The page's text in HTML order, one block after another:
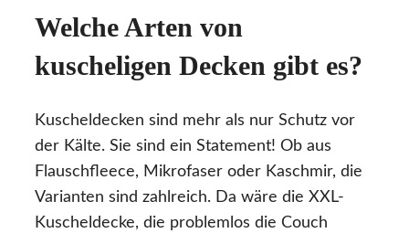
Welche Arten von
kuscheligen Decken gibt es?
Kuscheldecken sind mehr als nur Schutz vor
der Kälte. Sie sind ein Statement! Ob aus
Flauschfleece, Mikrofaser oder Kaschmir, die
Varianten sind zahlreich. Da wäre die XXL-
Kuscheldecke, die problemlos die Couch